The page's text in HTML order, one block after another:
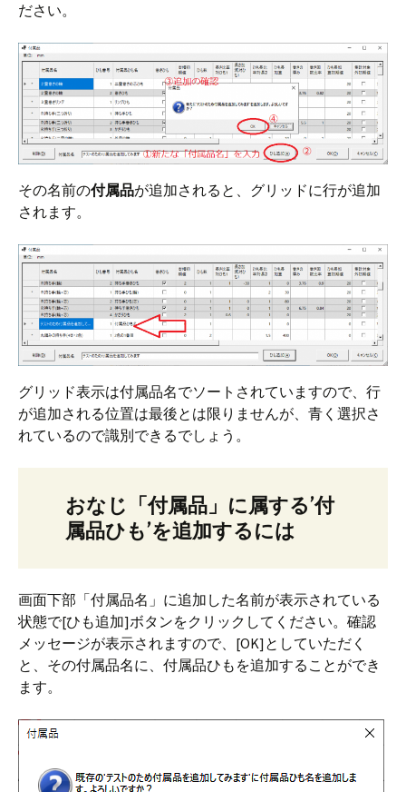
ださい。
その名前の付属品が追加されると、グリッドに行が追加
されます。
グリッド表示は付属品名でソートされていますので、行
が追加される位置は最後とは限りませんが、青く選択さ
れているので識別できるでしょう。
おなじ「付属品」に属する’付
属品ひも’を追加するには
画面下部「付属品名」に追加した名前が表示されている
状態で[ひも追加]ボタンをクリックしてください。確認
メッセージが表示されますので、[OK]としていただく
と、その付属品名に、付属品ひもを追加することができ
ます。